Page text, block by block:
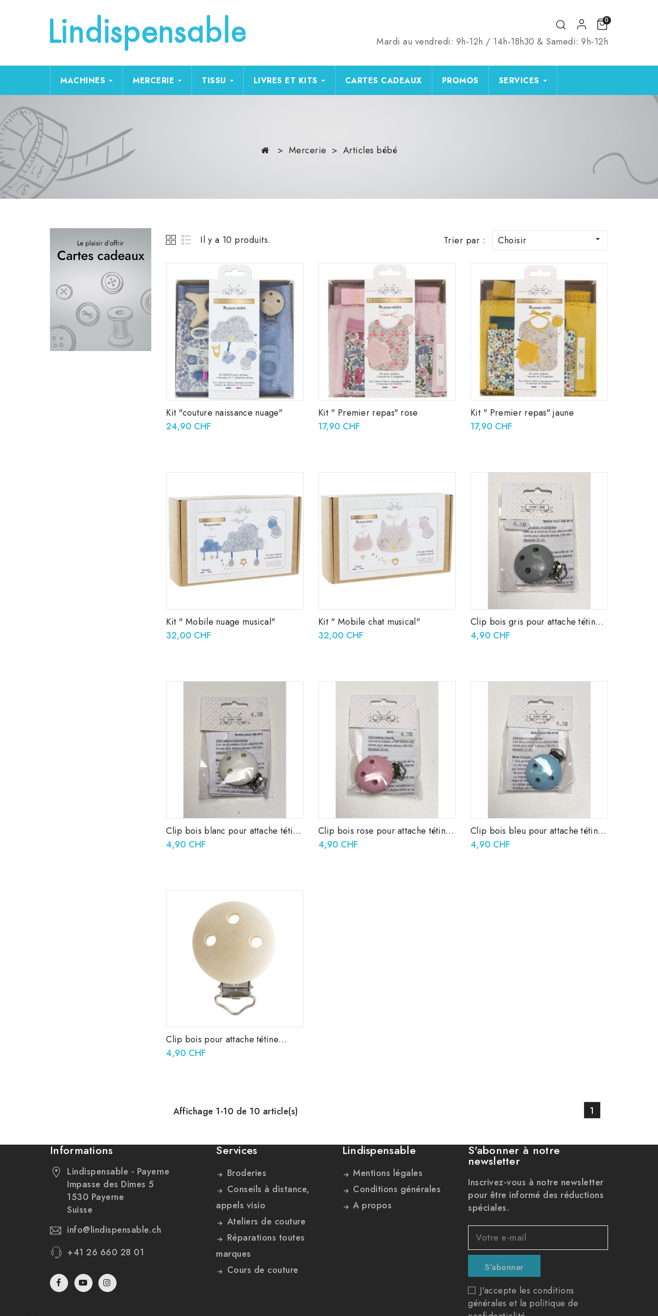
Mardi au vendredi: 9h-12h / 14h-18h30 & Samedi: 9h-12h
0
MACHINES MERCERIE TISSU LIVRES ET KITS CARTES CADEAUX PROMOS SERVICES
Mercerie Articles bébé
Il y a 10 produits. Trier par : Choisir 
Kit "couture naissance nuage"
24,90 CHF
Kit " Premier repas" rose
17,90 CHF
Kit " Premier repas" jaune
17,90 CHF
Kit " Mobile nuage musical"
32,00 CHF
Kit " Mobile chat musical"
32,00 CHF
Clip bois gris pour attache tétine
37x11,5mm
4,90 CHF
Clip bois blanc pour attache tétine
37x11,5mm
4,90 CHF
Clip bois rose pour attache tétine
37x11,5mm
4,90 CHF
Clip bois bleu pour attache tétine
37x11,5mm
4,90 CHF
Clip bois pour attache tétine
37x11,5mm
4,90 CHF
Affichage 1-10 de 10 article(s) 1
Informations
Lindispensable - Payerne
Impasse des Dimes 5
1530 Payerne
Suisse
info@lindispensable.ch
+41 26 660 28 01
Services
Broderies
Conseils à distance,
appels visio
Ateliers de couture
Réparations toutes
marques
Cours de couture
Lindispensable
Mentions légales
Conditions générales
A propos
S'abonner à notre
newsletter
Inscrivez-vous à notre newsletter
pour être informé des réductions
spéciales.
J'accepte les conditions
générales et la politique de